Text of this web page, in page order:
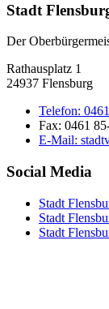
Stadt
Der
Rathausplatz 1
24937 Flensburg
Telefon:
Fax: 0461
E-Mail:
Social Media
Stadt
Stadt
Stadt